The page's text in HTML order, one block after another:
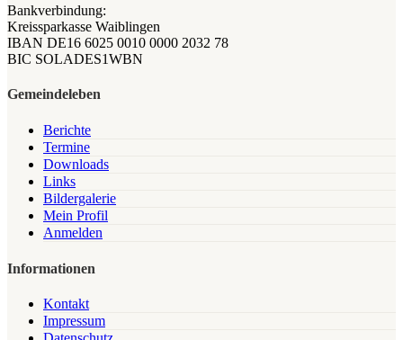
Bankverbindung:
Kreissparkasse Waiblingen
IBAN DE16 6025 0010 0000 2032 78
BIC SOLADES1WBN
Gemeindeleben
Berichte
Termine
Downloads
Links
Bildergalerie
Mein Profil
Anmelden
Informationen
Kontakt
Impressum